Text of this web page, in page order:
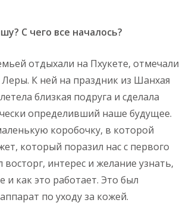
С чего все началось?
отдыхали на Пхукете, отмечали
К ней на праздник из Шанхая
близкая подруга и сделала
определивший наше будущее.
коробочку, в которой
который поразил нас с первого
восторг, интерес и желание узнать,
и как это работает. Это был
по уходу за кожей.